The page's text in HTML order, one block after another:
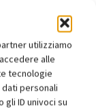
utilizziamo
alle
tecnologie
personali
ID univoci su